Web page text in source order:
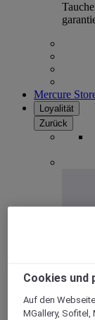
Mercure
Loyalität
Zurück
ALL
Cookies und
Auf den
MGallery, Sofitel,